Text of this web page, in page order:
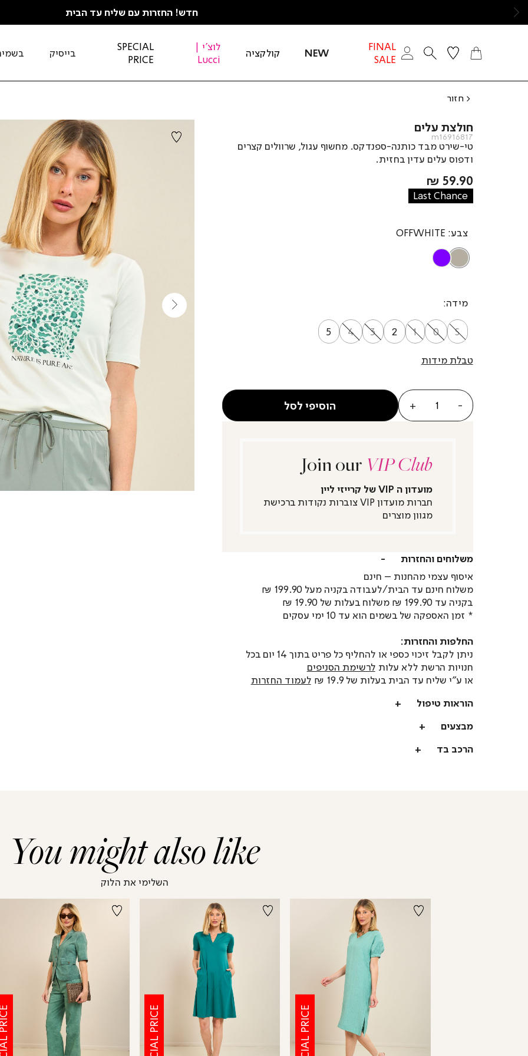
חדש! החזרות עם שליח עד הבית
FINAL
SALE
NEW קולקציה
לוצ'י |
Lucci
SPECIAL
PRICE
בייסיק
חזור
חולצת עלים
m16916817
טי-שירט מבד כותנה-ספנדקס. מחשוף עגול, שרוולים קצרים
ודפוס עלים עדין בחזית.
מחיר
מוצר
59.90 ₪
Last Chance
צבע OFFWHITE
OFFWHITE
PURPLE
מידה
S
0
1
2
3
4
5
טבלת מידות
הוסיפי לסל
Join ourVIP Club
מועדון ה VIP של קרייזי ליין
חברות מועדון VIP צוברות נקודות ברכישת
מגוון מוצרים
משלוחים והחזרות
הוראות טיפול
מבצעים
הרכב בד
איסוף עצמי מהחנות – חינם
משלוח חינם עד הבית/לעבודה בקניה מעל 199.90 ₪
בקניה עד 199.90 ₪ משלוח בעלות של 19.90 ₪
* זמן האספקה של בשמים הוא עד 10 ימי עסקים
החלפות והחזרות:
ניתן לקבל זיכוי כספי או להחליף כל פריט בתוך 14 יום בכל
חנויות הרשת ללא עלותלרשימת הסניפים
או ע"י שליח עד הבית בעלות של 19.9 ₪
לעמוד החזרות
You might also like
השלימי את הלוק
SPECIAL PRICE
SPECIAL PRICE